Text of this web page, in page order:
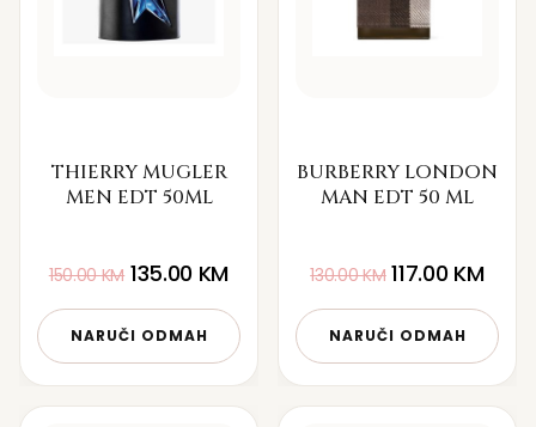
THIERRY MUGLER
MEN EDT 50ML
150.00KM 135.00 KM
NARUČI ODMAH
BURBERRY LONDON
MAN EDT 50 ML
130.00KM 117.00 KM
NARUČI ODMAH